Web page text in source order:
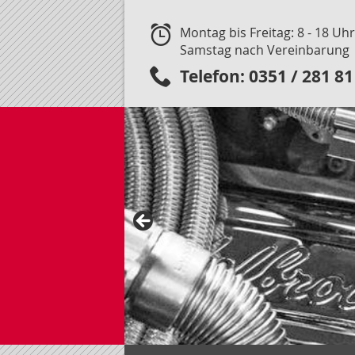
Montag bis Freitag: 8 - 18 Uhr
Samstag nach Vereinbarung
Telefon: 0351 / 281